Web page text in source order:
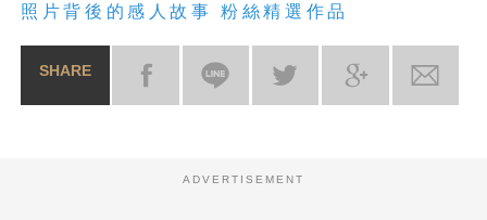
照片背後的感人故事 粉絲精選作品
SHARE
ADVERTISEMENT